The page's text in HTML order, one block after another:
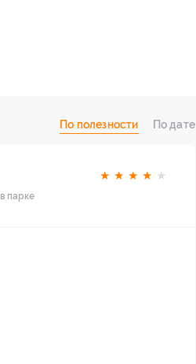
По полезности По дате
★ ★ ★ ★ ★
парке